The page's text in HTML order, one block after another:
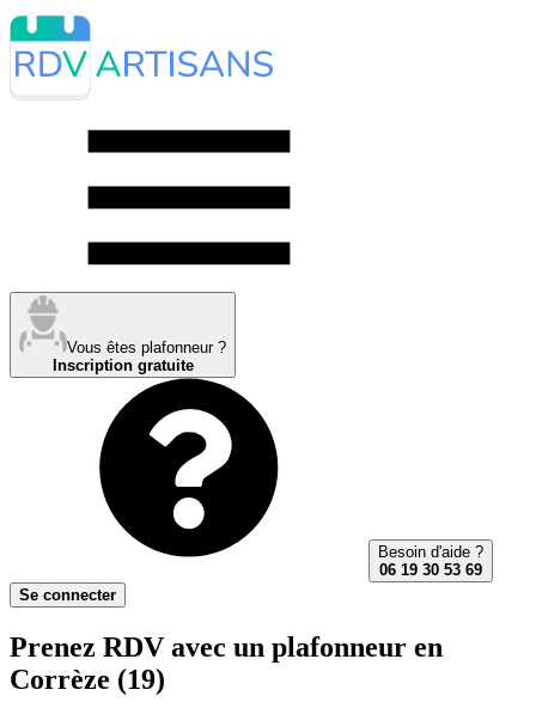
Vous êtes plafonneur ?
Inscription gratuite
Besoin d'aide ?
06 19 30 53 69
Se connecter
Prenez RDV avec un plafonneur en
Corrèze (19)